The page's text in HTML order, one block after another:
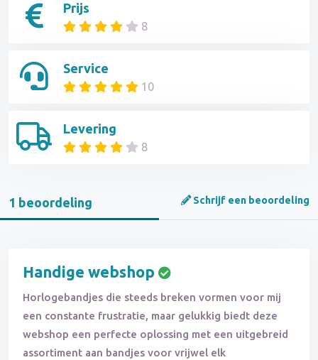
Prijs
8
Service
10
Levering
8
1 beoordeling Schrijf een beoordeling
Handige webshop
Horlogebandjes die steeds breken vormen voor mij
een constante frustratie, maar gelukkig biedt deze
webshop een perfecte oplossing met een uitgebreid
assortiment aan bandjes voor vrijwel elk